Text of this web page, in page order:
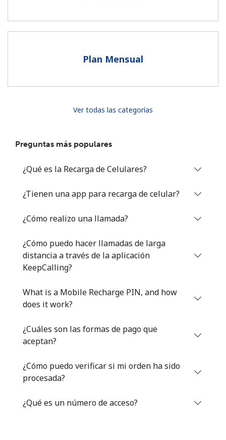
Al abrir una cuenta en este sitio web, estoy de acuerdo con
o
Plan Mensual
Ver todas las categorías
Preguntas más populares
¿Qué es la Recarga de Celulares?
¿Tienen una app para recarga de celular?
¿Cómo realizo una llamada?
¿Cómo puedo hacer llamadas de larga
distancia a través de la aplicación
KeepCalling?
What is a Mobile Recharge PIN, and how
does it work?
¿Cuáles son las formas de pago que
aceptan?
¿Cómo puedo verificar si mi orden ha sido
procesada?
¿Qué es un número de acceso?